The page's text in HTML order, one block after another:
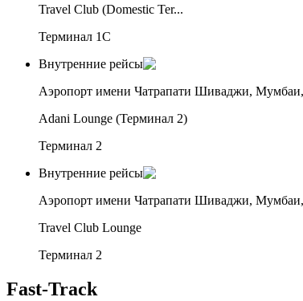
Travel Club (Domestic Ter...
Терминал 1C
Внутренние рейсы
Аэропорт имени Чатрапати Шиваджи,
Adani Lounge (Терминал 2)
Терминал 2
Внутренние рейсы
Аэропорт имени Чатрапати Шиваджи,
Travel Club Lounge
Терминал 2
Fast-Track